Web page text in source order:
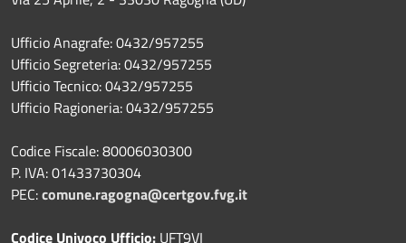
Ufficio Anagrafe: 0432/957255
Ufficio Segreteria: 0432/957255
Ufficio Tecnico: 0432/957255
Ufficio Ragioneria: 0432/957255
Codice Fiscale: 80006030300
P. IVA: 01433730304
PEC:comune.ragogna@certgov.fvg.it
Codice Univoco Ufficio: UFT9VI